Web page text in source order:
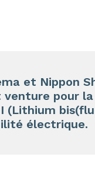
et Nippon
venture pour
(Lithium
électrique.